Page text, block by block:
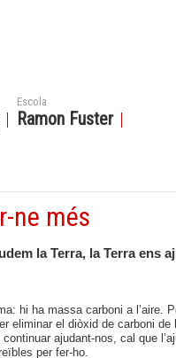
Escola
Ramon Fuster
ne més
la Terra, la Terra ens
hi ha massa carboni a l’aire.
eliminar el diòxid de carboni
continuar ajudant-nos, cal que
per fer-ho.